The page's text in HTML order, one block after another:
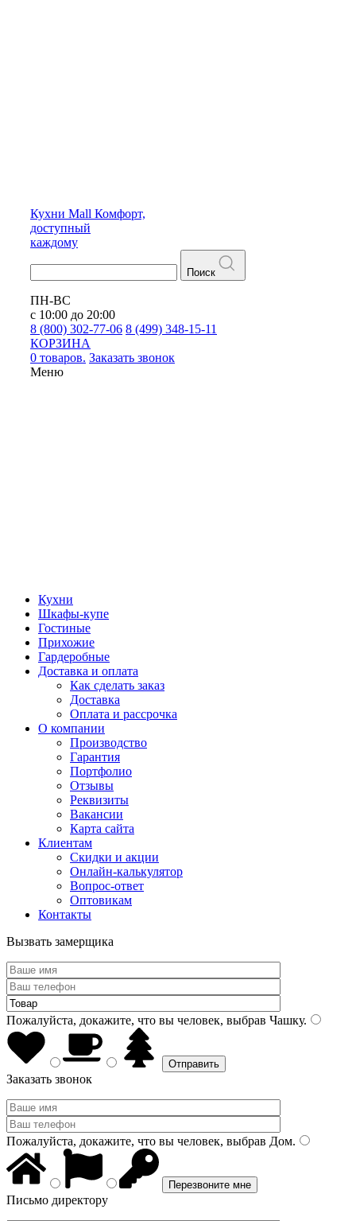
Кухни Mall Комфорт,
доступный
каждому
Поиск
ПН-ВС
с 10:00 до 20:00
8 (800) 302-77-06 8 (499) 348-15-11
КОРЗИНА
0 товаров. Заказать звонок
Меню
Кухни
Шкафы-купе
Гостиные
Прихожие
Гардеробные
Доставка и оплата
Как сделать заказ
Доставка
Оплата и рассрочка
О компании
Производство
Гарантия
Портфолио
Отзывы
Реквизиты
Вакансии
Карта сайта
Клиентам
Скидки и акции
Онлайн-калькулятор
Вопрос-ответ
Оптовикам
Контакты
Вызвать замерщика
Пожалуйста, докажите, что вы человек, выбрав Чашку.
Заказать звонок
Пожалуйста, докажите, что вы человек, выбрав Дом.
Письмо директору